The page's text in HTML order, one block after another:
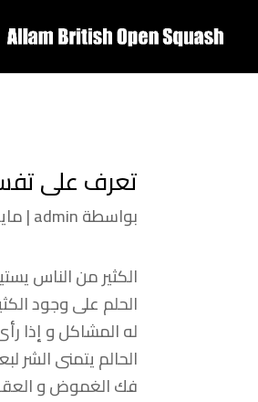
تعرف على
بواسطةadmin
|مايو
الكثير من الناس
الحلم على وجود
له المشاكل و إذا
الحالم يتمنى
فك الغموض و العقد